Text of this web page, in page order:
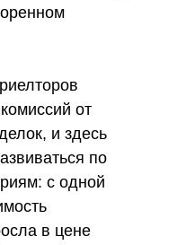
от
и здесь
по
с одной
в цене